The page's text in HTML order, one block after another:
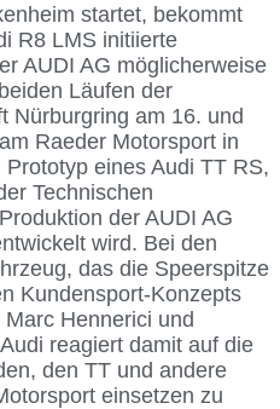
startet, bekommt
R8 LMS initiierte
AUDI AG möglicherweise
Läufen der
Nürburgring am 16. und
Raeder Motorsport in
eines Audi TT RS,
Technischen
der AUDI AG
wird. Bei den
das die Speerspitze
Kundensport-Konzepts
Hennerici und
reagiert damit auf die
den TT und andere
einsetzen zu